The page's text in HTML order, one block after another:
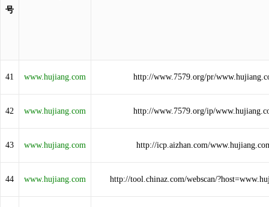
号
41 www.hujiang.com http://www.7579.org/pr/
42 www.hujiang.com http://www.7579.org/ip/
43 www.hujiang.com http://icp.aizhan.com/
44 www.hujiang.com http://tool.chinaz.com/webscan/